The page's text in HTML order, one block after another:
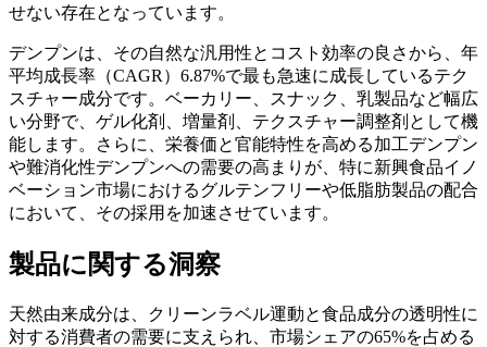
せない存在となっています。
デンプンは、その自然な汎用性とコスト効率の良さから、年
平均成長率（CAGR）6.87%で最も急速に成長しているテク
スチャー成分です。ベーカリー、スナック、乳製品など幅広
い分野で、ゲル化剤、増量剤、テクスチャー調整剤として機
能します。さらに、栄養価と官能特性を高める加工デンプン
や難消化性デンプンへの需要の高まりが、特に新興食品イノ
ベーション市場におけるグルテンフリーや低脂肪製品の配合
において、その採用を加速させています。
製品に関する洞察
天然由来成分は、クリーンラベル運動と食品成分の透明性に
対する消費者の需要に支えられ、市場シェアの65%を占める